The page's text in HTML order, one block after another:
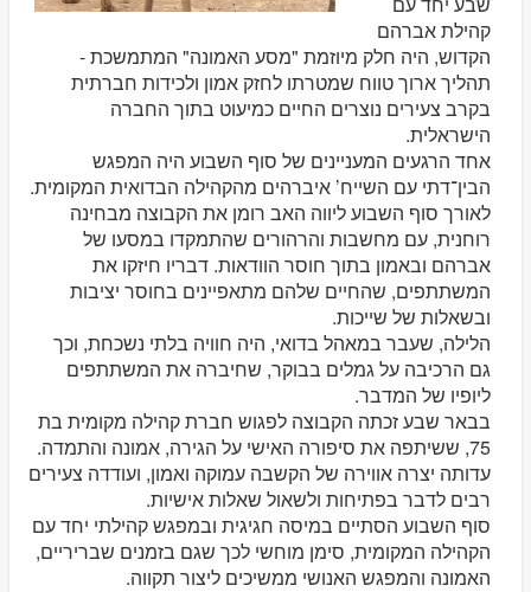
קהילת אברהם
הקדוש, היה חלק מיוזמת "מסע האמונה" המתמשכת -
תהליך ארוך טווח שמטרתו לחזק אמון ולכידות חברתית
בקרב צעירים נוצרים החיים כמיעוט בתוך החברה
הישראלית.
אחד הרגעים המעניינים של סוף השבוע היה המפגש
הבין־דתי עם השייח’ איברהים מהקהילה הבדואית המקומית.
לאורך סוף השבוע ליווה האב רומן את הקבוצה מבחינה
רוחנית, עם מחשבות והרהורים שהתמקדו במסעו של
אברהם ובאמון בתוך חוסר הוודאות. דבריו חיזקו את
המשתתפים, שהחיים שלהם מתאפיינים בחוסר יציבות
ובשאלות של שייכות.
הלילה, שעבר במאהל בדואי, היה חוויה בלתי נשכחת, וכך
גם הרכיבה על גמלים בבוקר, שחיברה את המשתתפים
ליופיו של המדבר.
בבאר שבע זכתה הקבוצה לפגוש חברת קהילה מקומית בת
75, ששיתפה את סיפורה האישי על הגירה, אמונה והתמדה.
עדותה יצרה אווירה של הקשבה עמוקה ואמון, ועודדה צעירים
רבים לדבר בפתיחות ולשאול שאלות אישיות.
סוף השבוע הסתיים במיסה חגיגית ובמפגש קהילתי יחד עם
הקהילה המקומית, סימן מוחשי לכך שגם בזמנים שבריריים,
האמונה והמפגש האנושי ממשיכים ליצור תקווה.